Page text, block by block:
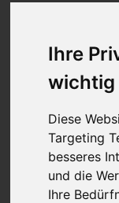
Ihre
wichtig
Diese
Targeting
besseres
und die
Ihre